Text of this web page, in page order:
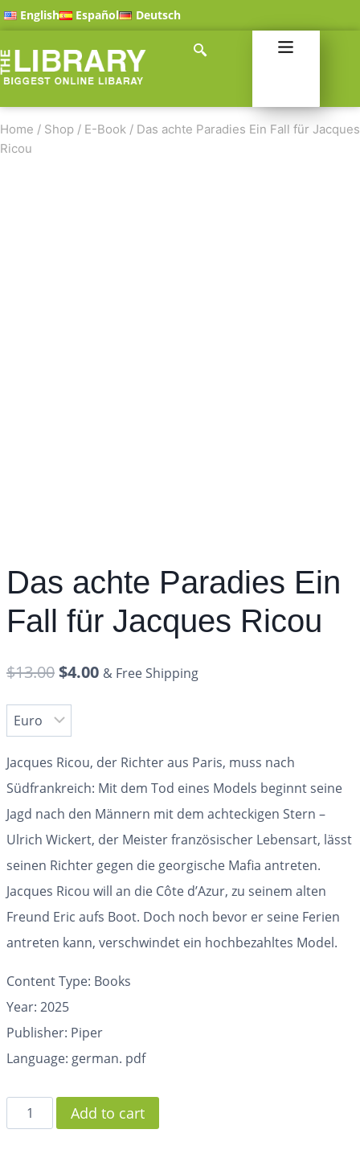
English Español Deutsch
Home / Shop / E-Book / Das achte Paradies Ein Fall für Jacques
Ricou
Das achte Paradies Ein
Fall für Jacques Ricou
$13.00 $4.00 & Free Shipping
Jacques Ricou, der Richter aus Paris, muss nach
Südfrankreich: Mit dem Tod eines Models beginnt seine
Jagd nach den Männern mit dem achteckigen Stern –
Ulrich Wickert, der Meister französischer Lebensart, lässt
seinen Richter gegen die georgische Mafia antreten.
Jacques Ricou will an die Côte d’Azur, zu seinem alten
Freund Eric aufs Boot. Doch noch bevor er seine Ferien
antreten kann, verschwindet ein hochbezahltes Model.
Content Type: Books
Year: 2025
Publisher: Piper
Language: german. pdf
Add to cart